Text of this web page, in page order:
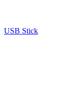
USB Stick